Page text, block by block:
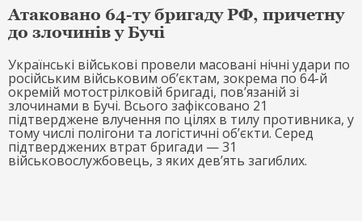
Атаковано 64-ту бригаду РФ, причетну
до злочинів у Бучі
Українські військові провели масовані нічні удари по
російським військовим об’єктам, зокрема по 64-й
окремій мотострілковій бригаді, пов’язаній зі
злочинами в Бучі. Всього зафіксовано 21
підтверджене влучення по цілях в тилу противника, у
тому числі полігони та логістичні об’єкти. Серед
підтверджених втрат бригади — 31
військовослужбовець, з яких дев’ять загиблих.